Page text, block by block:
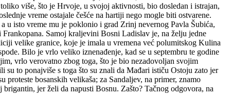
više, što je Hrvoje, u svojoj aktivnosti, bio dosledan i istrajan,
vreme ostajale češće na hartiji nego mogle biti ostvarene.
u isto vreme mu je poklonio i grad Zrinj nevernog Pavla Šubića,
Samoj kraljevini Bosni Ladislav je, na želju jedne
velike granice, koje je imala u vremena već polumitskog Kulina
Bilo je vrlo veliko iznenađenje, kad se u septembru te godine
vrlo verovatno zbog toga, što je bio nezadovoljan svojim
to ponajviše s toga što su znali da Mađari ističu Ostoju zato jer
bosanskih velikaša; za Sandaljev, na primer, znamo
jer želi da napusti Bosnu. Zašto? Tačnog odgovora, na